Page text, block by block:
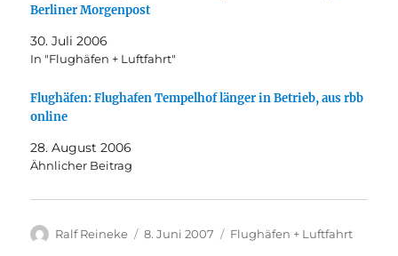
Berliner Morgenpost
30. Juli 2006
In "Flughäfen + Luftfahrt"
Flughäfen: Flughafen Tempelhof länger in Betrieb, aus rbb
online
28. August 2006
Ähnlicher Beitrag
Autor
Ralf Reineke
Veröffentlicht
8. Juni 2007 Kategorien
Flughäfen + Luftfahrt